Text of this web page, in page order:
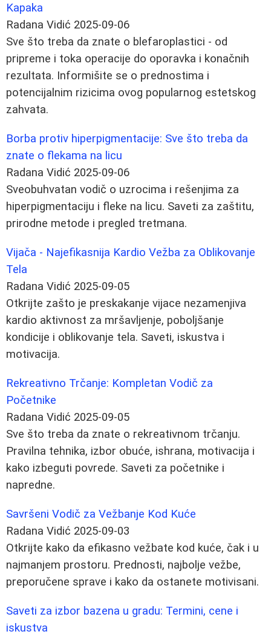
Kapaka
Radana Vidić 2025-09-06
Sve što treba da znate o blefaroplastici - od
pripreme i toka operacije do oporavka i konačnih
rezultata. Informišite se o prednostima i
potencijalnim rizicima ovog popularnog estetskog
zahvata.
Borba protiv hiperpigmentacije: Sve što treba da
znate o flekama na licu
Radana Vidić 2025-09-06
Sveobuhvatan vodič o uzrocima i rešenjima za
hiperpigmentaciju i fleke na licu. Saveti za zaštitu,
prirodne metode i pregled tretmana.
Vijača - Najefikasnija Kardio Vežba za Oblikovanje
Tela
Radana Vidić 2025-09-05
Otkrijte zašto je preskakanje vijace nezamenjiva
kardio aktivnost za mršavljenje, poboljšanje
kondicije i oblikovanje tela. Saveti, iskustva i
motivacija.
Rekreativno Trčanje: Kompletan Vodič za
Početnike
Radana Vidić 2025-09-05
Sve što treba da znate o rekreativnom trčanju.
Pravilna tehnika, izbor obuće, ishrana, motivacija i
kako izbeguti povrede. Saveti za početnike i
napredne.
Savršeni Vodič za Vežbanje Kod Kuće
Radana Vidić 2025-09-03
Otkrijte kako da efikasno vežbate kod kuće, čak i u
najmanjem prostoru. Prednosti, najbolje vežbe,
preporučene sprave i kako da ostanete motivisani.
Saveti za izbor bazena u gradu: Termini, cene i
iskustva